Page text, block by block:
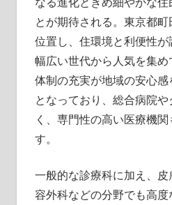
とが期待される。東京都
位置し、住環境と利便性
幅広い世代から人気を集
体制の充実が地域の安心
となっており、総合病院
く、専門性の高い医療機
す。
一般的な診療科に加え、
容外科などの分野でも高